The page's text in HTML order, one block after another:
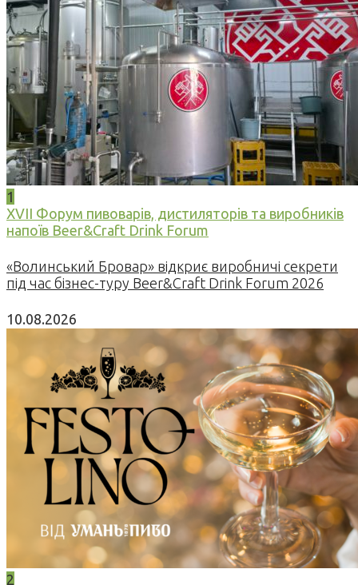
1
XVII Форум пивоварів, дистиляторів та виробників
напоїв Beer&Craft Drink Forum
«Волинський Бровар» відкриє виробничі секрети
під час бізнес-туру Beer&Craft Drink Forum 2026
10.08.2026
2